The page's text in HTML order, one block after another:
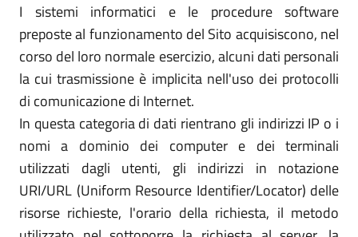
I sistemi informatici e le procedure software
preposte al funzionamento del Sito acquisiscono, nel
corso del loro normale esercizio, alcuni dati personali
la cui trasmissione è implicita nell'uso dei protocolli
di comunicazione di Internet.
In questa categoria di dati rientrano gli indirizzi IP o i
nomi a dominio dei computer e dei terminali
utilizzati dagli utenti, gli indirizzi in notazione
URI/URL (Uniform Resource Identifier/Locator) delle
risorse richieste, l'orario della richiesta, il metodo